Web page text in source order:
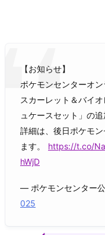
【お知らせ】
ポケモンセンターオ
スカーレット＆バイ
ュケースセット」の
詳細は、後日ポケモ
ます。
https://t.co/
hWjD
— ポケモンセンター
025